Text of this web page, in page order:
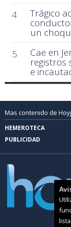
4
Trágico
un
5
Cae en
registros
e
Mas contenido de
HEMEROTECA
PUBLICIDAD